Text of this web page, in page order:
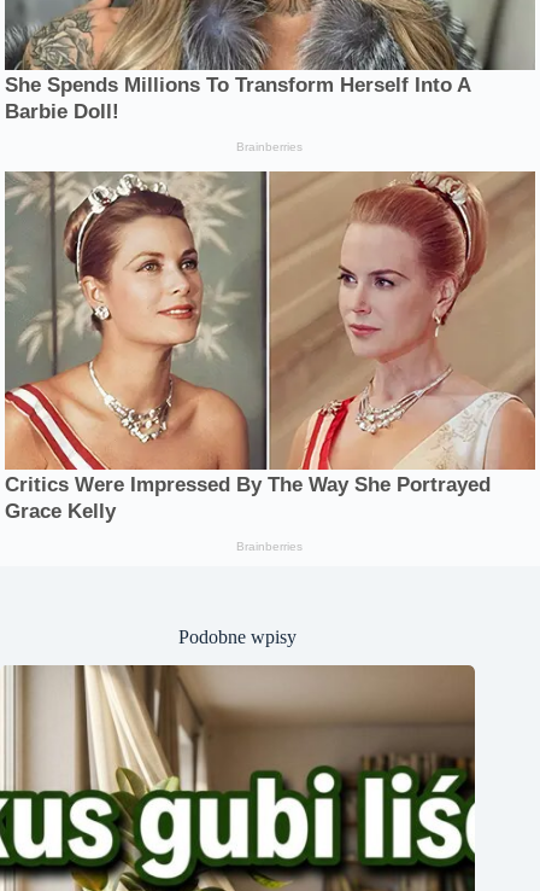
Podobne wpisy